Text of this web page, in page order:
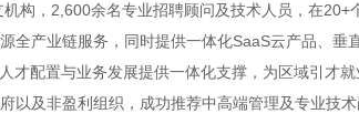
构，2,600余名专业招聘顾问及技术人员，在
全产业链服务，同时提供一体化SaaS云产品、
才配置与业务发展提供一体化支撑，为区域引才
以及非盈利组织，成功推荐中高端管理及专业技